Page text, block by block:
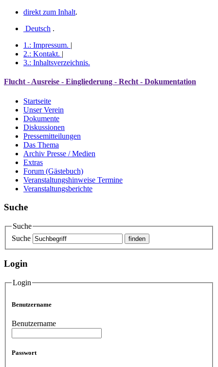
direkt zum Inhalt.
Deutsch .
1.: Impressum. |
2.: Kontakt. |
3.: Inhaltsverzeichnis.
Flucht - Ausreise - Eingliederung - Recht - Dokumentation
Startseite
Unser Verein
Dokumente
Diskussionen
Pressemitteilungen
Das Thema
Archiv Presse / Medien
Extras
Forum (Gästebuch)
Veranstaltungshinweise Termine
Veranstaltungsberichte
Suche
Suche
Suche
Login
Login
Benutzername
Benutzername
Passwort